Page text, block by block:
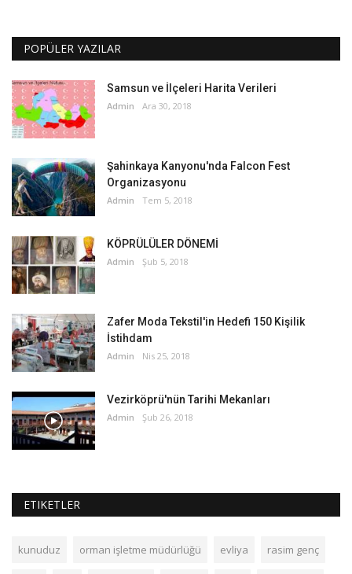
POPÜLER YAZILAR
Samsun ve İlçeleri Harita Verileri
Admin Ara 30, 2018
Şahinkaya Kanyonu'nda Falcon Fest
Organizasyonu
Admin Tem 5, 2018
KÖPRÜLÜLER DÖNEMİ
Admin Şub 5, 2018
Zafer Moda Tekstil'in Hedefi 150 Kişilik
İstihdam
Admin Nis 25, 2018
Vezirköprü'nün Tarihi Mekanları
Admin Şub 26, 2018
ETIKETLER
kunuduz orman işletme müdürlüğü evliya rasim genç